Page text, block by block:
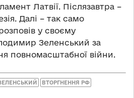
Латвії. Післязавтра –
Далі – так само
у своєму
Зеленський за
повномасштабної війни.
ВТОРГНЕННЯ РФ